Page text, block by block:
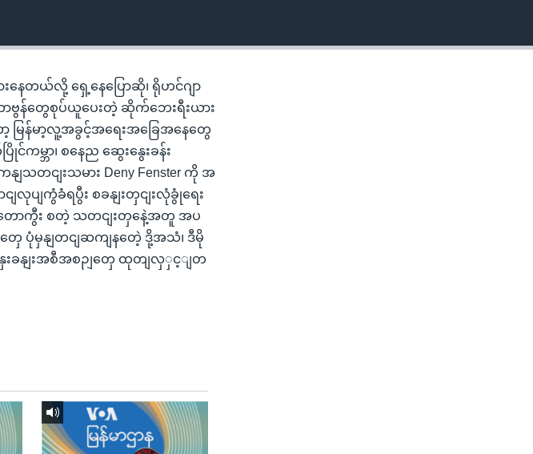
နေတယ်လို့ ရှေ့နေပြောဆို၊ ရိုဟင်ဂျာ
ာ့ကာဗွန်တွေစုပ်ယူပေးတဲ့ ဆိုက်ဘေးရီးယား
ြန်မာ့လူ့အခွင့်အရေးအခြေအနေတွေ
မ္ဘာ၊ စနေည ဆွေးနွေးခန်း
တငျးသမား Deny Fenster ကို အ
ျလုပျကွံခံရပွီး စခနျးတှငျးလုံခွုံရေး
တောကွီး စတဲ့ သတငျးတှနေဲ့အတူ အပ
ပုံမှနျတငျဆကျနတေဲ့ ဒို့အသံ၊ ဒီမို
းခနျးအစီအစဉျတှေ ထုတျလှှင့ျတ